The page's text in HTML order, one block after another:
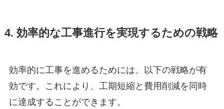
4. 効率的な工事進行を実現するための戦略
効率的に工事を進めるためには、以下の戦略が有
効です。これにより、工期短縮と費用削減を同時
に達成することができます。